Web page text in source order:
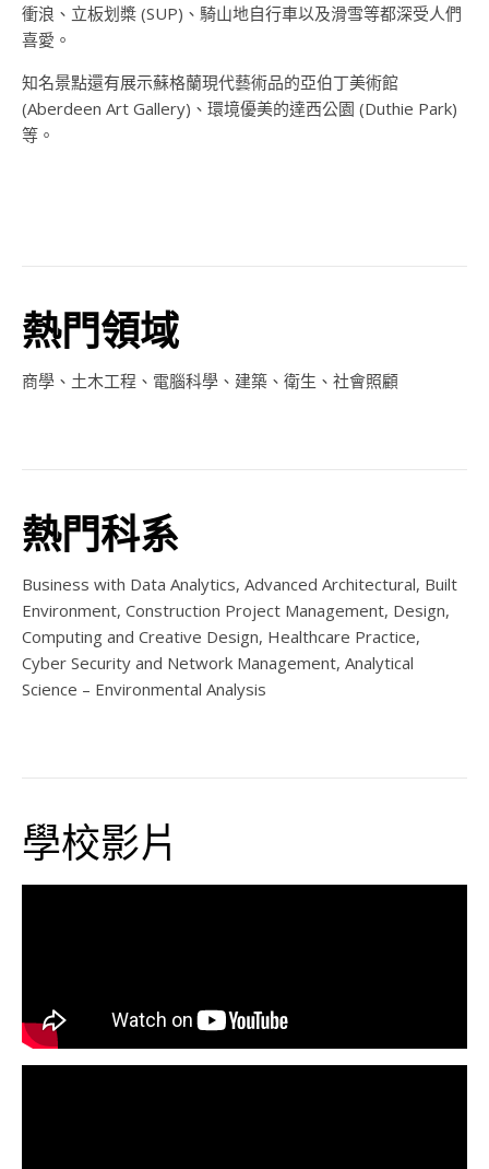
衝浪、立板划槳 (SUP)、騎山地自行車以及滑雪等都深受人們
喜愛。
知名景點還有展示蘇格蘭現代藝術品的亞伯丁美術館
(Aberdeen Art Gallery)、環境優美的達西公園 (Duthie Park)
等。
熱門領域
商學、土木工程、電腦科學、建築、衛生、社會照顧
熱門科系
Business with Data Analytics, Advanced Architectural, Built
Environment, Construction Project Management, Design,
Computing and Creative Design, Healthcare Practice,
Cyber Security and Network Management, Analytical
Science – Environmental Analysis
學校影片